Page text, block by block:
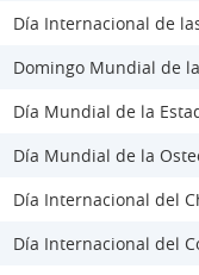
Día Internacional de
Domingo Mundial de
Día Mundial de la
Día Mundial de la
Día Internacional del
Día Internacional del